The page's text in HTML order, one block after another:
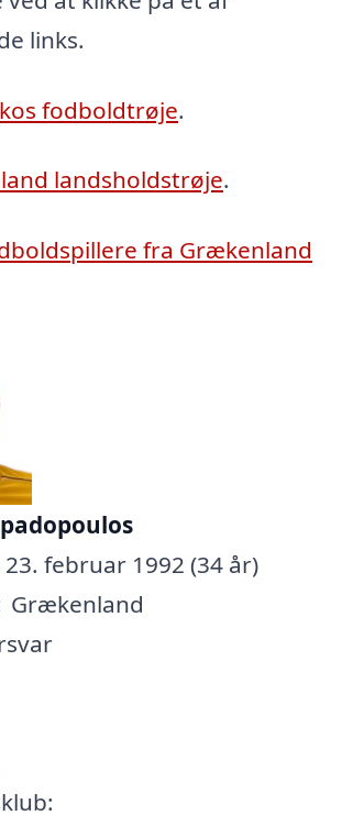
links.
fodboldtrøje.
landsholdstrøje.
fra Grækenland
23. februar 1992 (34 år)
Grækenland